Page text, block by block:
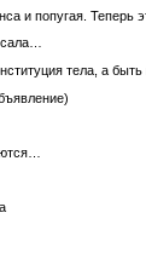
и попугая. Теперь
сала…
тела, а